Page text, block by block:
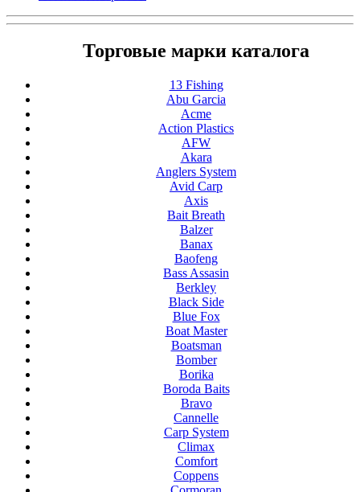
Торговые марки каталога
13 Fishing
Abu Garcia
Acme
Action Plastics
AFW
Akara
Anglers System
Avid Carp
Axis
Bait Breath
Balzer
Banax
Baofeng
Bass Assasin
Berkley
Black Side
Blue Fox
Boat Master
Boatsman
Bomber
Borika
Boroda Baits
Bravo
Cannelle
Carp System
Climax
Comfort
Coppens